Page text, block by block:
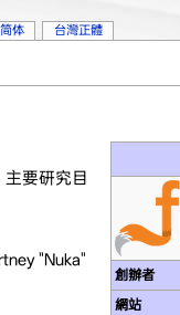
創辦者
網站
要研究目
"Nuka"
体 台灣正體